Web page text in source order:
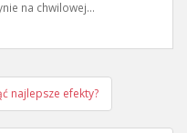
na chwilowej...
najlepsze efekty?